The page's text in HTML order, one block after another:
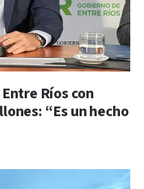
Ríos con
“Es un hecho